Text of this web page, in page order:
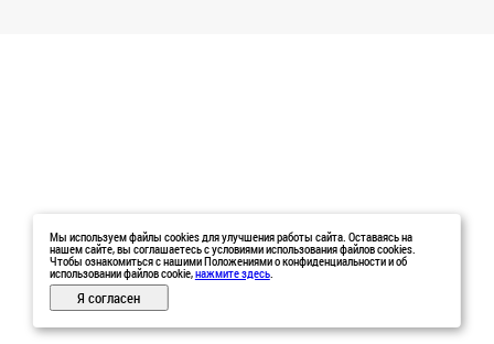
Мы используем файлы cookies для улучшения работы сайта. Оставаясь на
нашем сайте, вы соглашаетесь с условиями использования файлов cookies.
Чтобы ознакомиться с нашими Положениями о конфиденциальности и об
использовании файлов cookie,нажмите здесь.
Я согласен